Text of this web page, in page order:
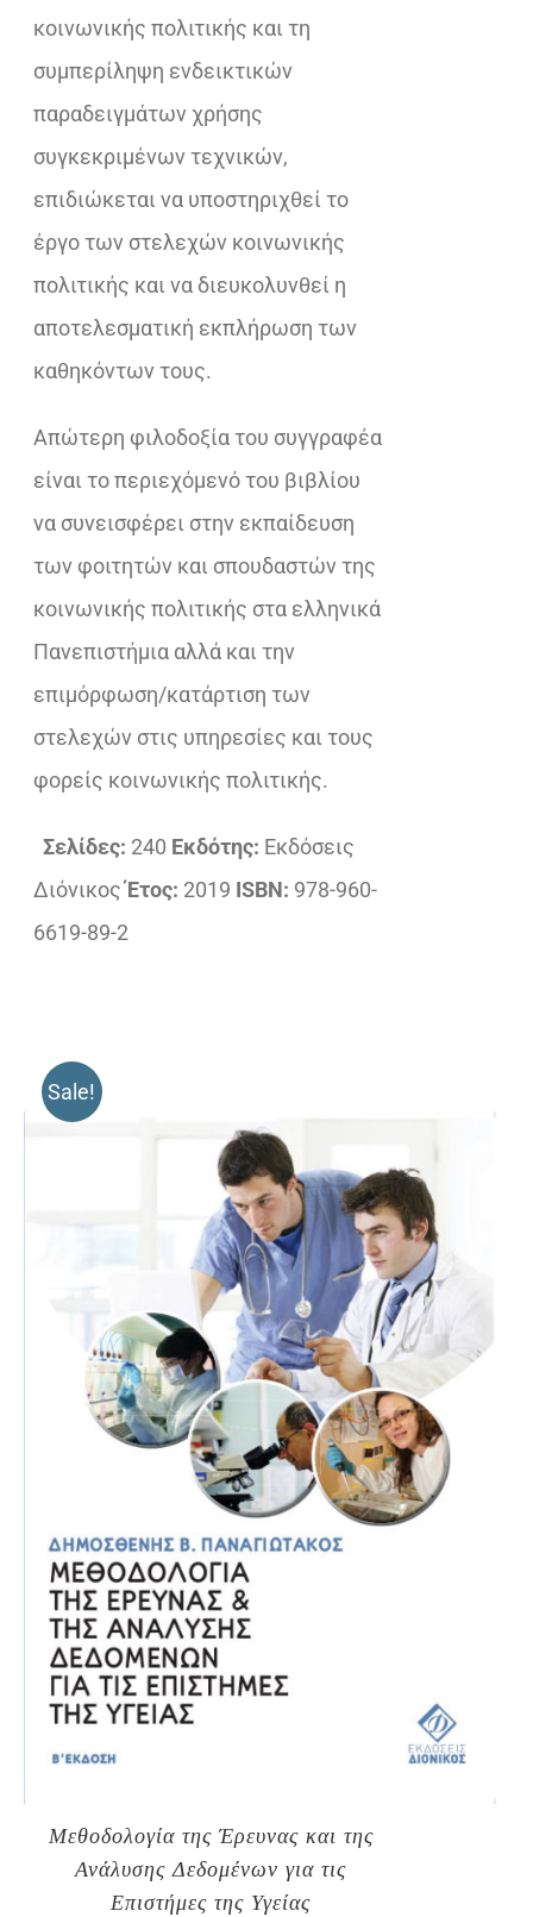
κοινωνικής πολιτικής και τη
συμπερίληψη ενδεικτικών
παραδειγμάτων χρήσης
συγκεκριμένων τεχνικών,
επιδιώκεται να υποστηριχθεί το
έργο των στελεχών κοινωνικής
πολιτικής και να διευκολυνθεί η
αποτελεσματική εκπλήρωση των
καθηκόντων τους.
Απώτερη φιλοδοξία του συγγραφέα
είναι το περιεχόμενό του βιβλίου
να συνεισφέρει στην εκπαίδευση
των φοιτητών και σπουδαστών της
κοινωνικής πολιτικής στα ελληνικά
Πανεπιστήμια αλλά και την
επιμόρφωση/κατάρτιση των
στελεχών στις υπηρεσίες και τους
φορείς κοινωνικής πολιτικής.
Σελίδες: 240 Εκδότης: Εκδόσεις
ΔιόνικοςΈτος: 2019 ISBN: 978-960-
6619-89-2
Sale!
Μεθοδολογία της Έρευνας και της
Ανάλυσης Δεδομένων για τις
Επιστήμες της Υγείας